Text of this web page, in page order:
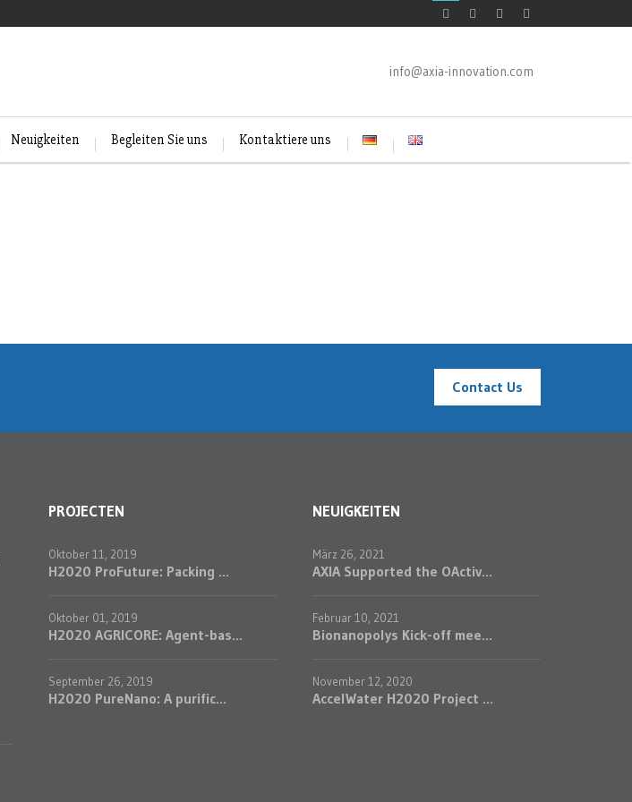
info@axia-innovation.com
Neuigkeiten Begleiten Sie uns Kontaktiere uns
Contact Us
PROJECTEN
Oktober 11, 2019
H2020 ProFuture: Packing ...
Oktober 01, 2019
H2020 AGRICORE: Agent-bas...
September 26, 2019
H2020 PureNano: A purific...
NEUIGKEITEN
März 26, 2021
AXIA Supported the OActiv...
Februar 10, 2021
Bionanopolys Kick-off mee...
November 12, 2020
AccelWater H2020 Project ...